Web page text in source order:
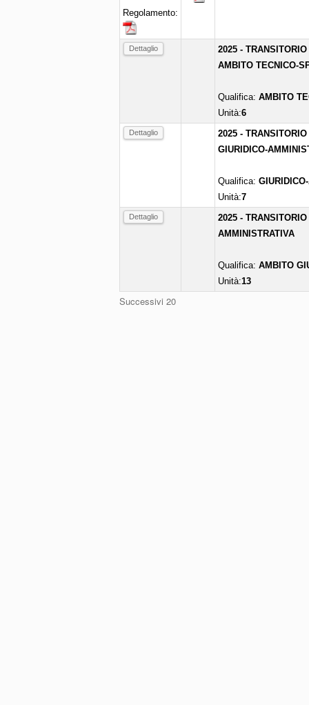
Regolamento:
Dettaglio
2025 -
AMBITO TECNICO-
Qualifica: AMBITO
Unità:6
Dettaglio
2025 -
GIURIDICO-
Qualifica:
Unità:7
Dettaglio
2025 -
AMMINISTRATIVA
Qualifica: AMBITO
Unità:13
Successivi 20